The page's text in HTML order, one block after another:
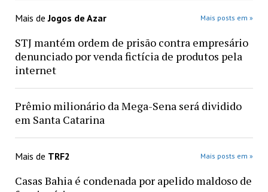
Mais deJogos de Azar Mais posts em »
STJ mantém ordem de prisão contra empresário
denunciado por venda fictícia de produtos pela
internet
Prêmio milionário da Mega-Sena será dividido
em Santa Catarina
Mais de TRF2 Mais posts em »
Casas Bahia é condenada por apelido maldoso de